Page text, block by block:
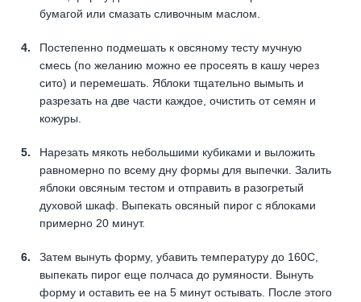
бумагой или смазать сливочным маслом.
Постепенно подмешать к овсяному тесту мучную
смесь (по желанию можно ее просеять в кашу через
сито) и перемешать. Яблоки тщательно вымыть и
разрезать на две части каждое, очистить от семян и
кожуры.
Нарезать мякоть небольшими кубиками и выложить
равномерно по всему дну формы для выпечки. Залить
яблоки овсяным тестом и отправить в разогретый
духовой шкаф. Выпекать овсяный пирог с яблоками
примерно 20 минут.
Затем вынуть форму, убавить температуру до 160С,
выпекать пирог еще полчаса до румяности. Вынуть
форму и оставить ее на 5 минут остывать. После этого